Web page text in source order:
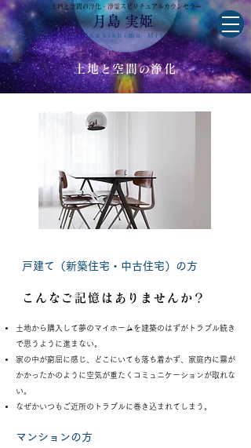
月島 実姫
Tsukishima Miki
土地と空間の浄化・浄霊スピリチュアルカウンセラー
土地と空間の浄化
戸建て（新築住宅・中古住宅）の方
こんなご記憶はありませんか？
土地から購入して夢のマイホームを建築のはずがトラブル続き
で思うように進まない。
家の中が窮屈に感じ、どこにいても落ち着かず、家庭内に霧が
かかったかのように空気が重たくコミュニケーションが取れな
い。
なぜかいつもご近所のトラブルに巻き込まれてしまう。
マンションの方